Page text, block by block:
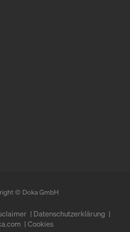
© Doka GmbH
Datenschutzerklärung
Cookies